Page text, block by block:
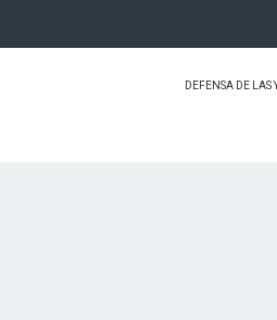
DEFENSA DE LAS